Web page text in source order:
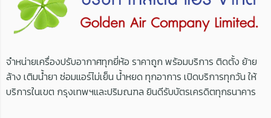
จำหน่ายเครื่องปรับอากาศทุกยี่ห้อ ราคาถูก พร้อมบริการ ติดตั้ง ย้าย
ล้าง เติมน้ำยา ซ่อมแอร์ไม่เย็น น้ำหยด ทุกอาการ เปิดบริการทุกวัน ให้
บริการในเขต กรุงเทพฯและปริมณฑล ยินดีรับบัตรเครดิตทุกธนาคาร